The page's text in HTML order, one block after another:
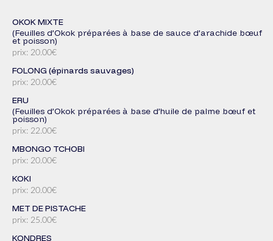
OKOK MIXTE
(Feuilles d’Okok préparées à base de sauce d’arachide bœuf
et poisson)
prix: 20.00€
FOLONG (épinards sauvages)
prix: 20.00€
ERU
(Feuilles d’Okok préparées à base d’huile de palme bœuf et
poisson)
prix: 22.00€
MBONGO TCHOBI
prix: 20.00€
KOKI
prix: 20.00€
MET DE PISTACHE
prix: 25.00€
KONDRES